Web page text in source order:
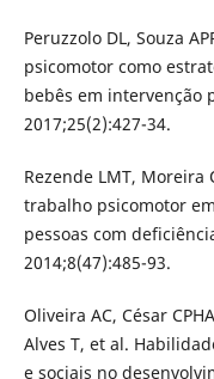
Peruzzolo DL, Souza
psicomotor como
bebês em intervenção
2017;25(2):427-34.
Rezende LMT, Moreira
trabalho psicomotor
pessoas com
2014;8(47):485-93.
Oliveira AC, César
Alves T, et al.
e sociais no